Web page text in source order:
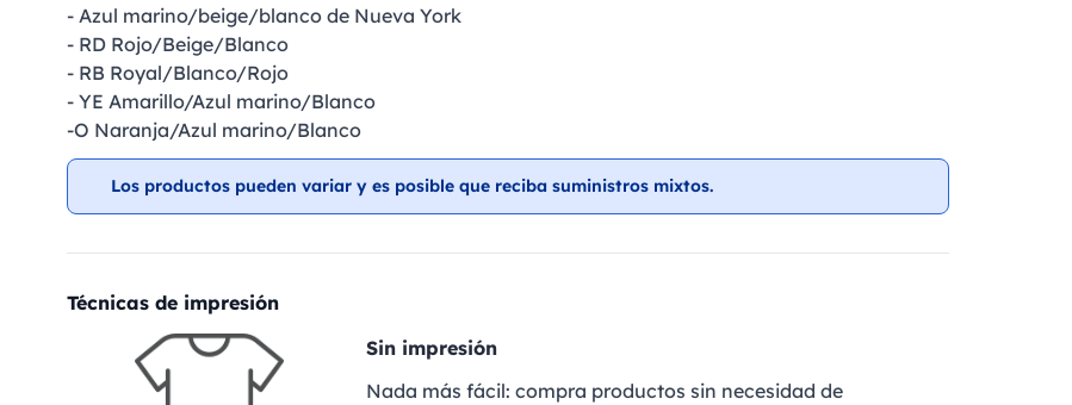
- Azul marino/beige/blanco de Nueva York
- RD Rojo/Beige/Blanco
- RB Royal/Blanco/Rojo
- YE Amarillo/Azul marino/Blanco
-O Naranja/Azul marino/Blanco
Los productos pueden variar y es posible que reciba suministros mixtos.
Técnicas de impresión
Sin impresión
Nada más fácil: compra productos sin necesidad de